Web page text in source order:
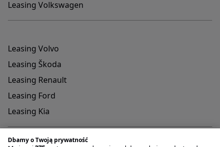
Leasing Volkswagen
Leasing Volvo
Leasing Škoda
Leasing Renault
Leasing Ford
Leasing Kia
Dbamy o Twoją prywatność